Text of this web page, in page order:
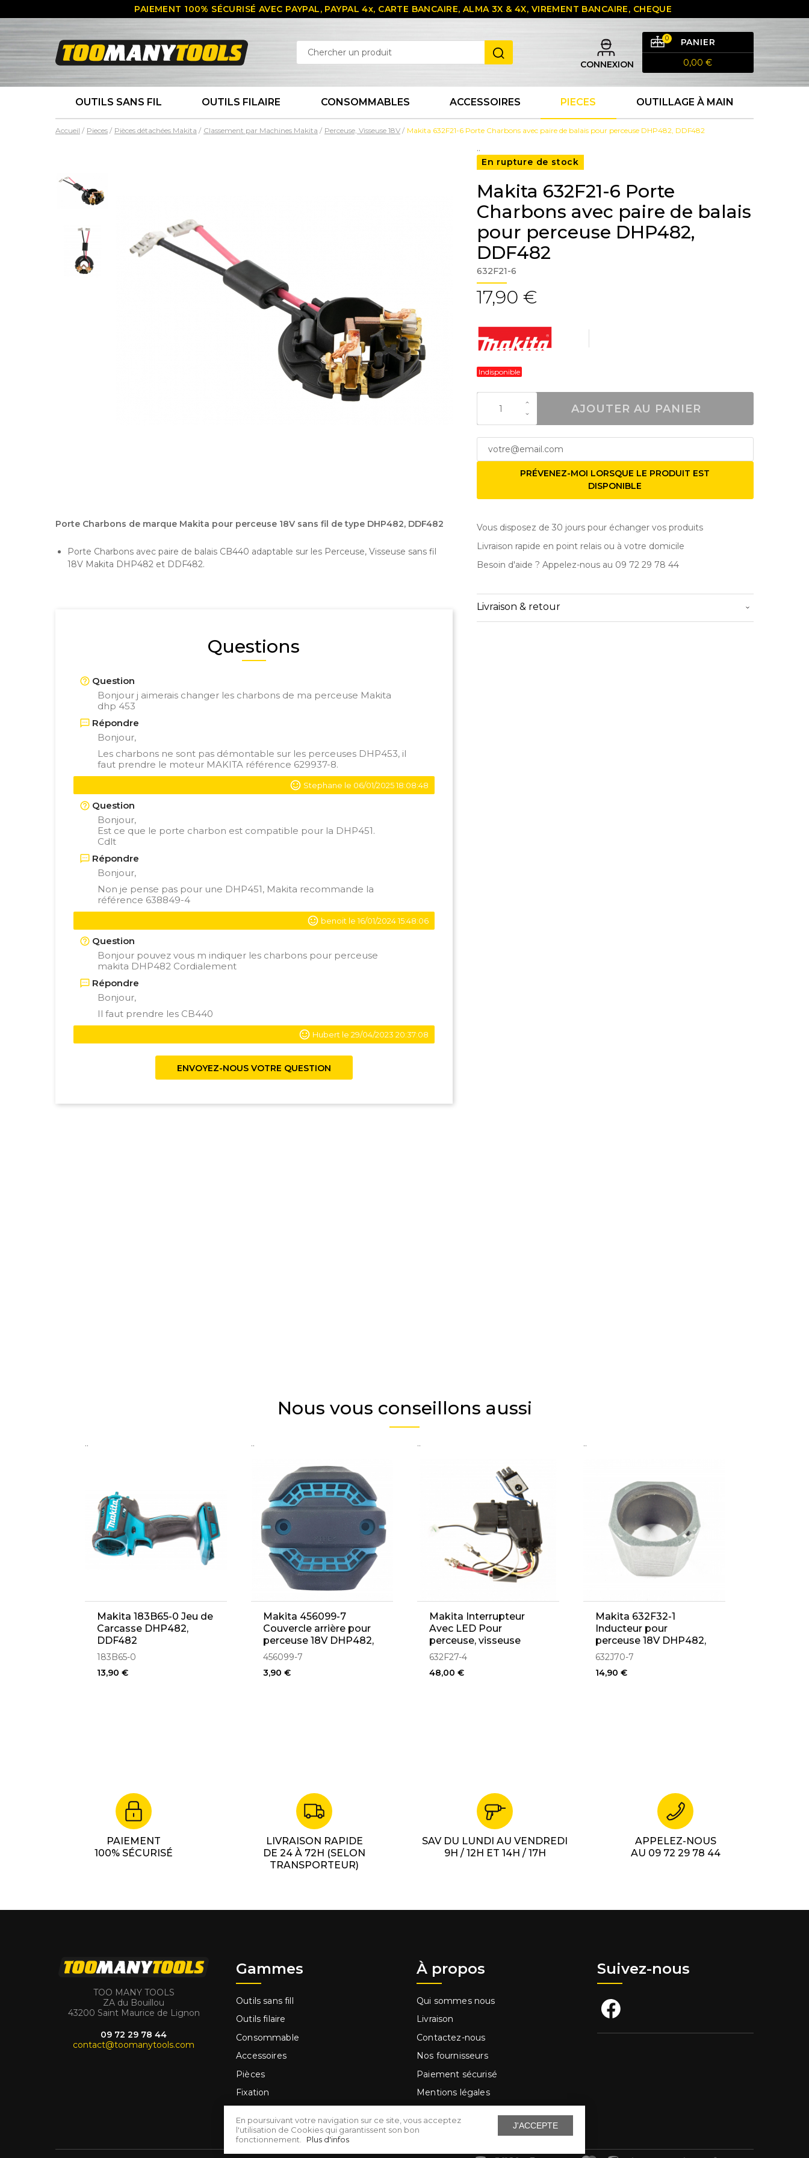
J'ACCEPTE
En poursuivant votre navigation sur ce site, vous acceptez
l'utilisation de Cookies qui garantissent son bon
fonctionnement.
Plus d'infos
PAIEMENT 100% SÉCURISÉ AVEC PAYPAL, PAYPAL 4x, CARTE BANCAIRE, ALMA 3X & 4X, VIREMENT BANCAIRE, CHEQUE
CONNEXION
PANIER
0
0,00 €
OUTILS SANS FIL OUTILS FILAIRE CONSOMMABLES ACCESSOIRES PIECES OUTILLAGE À MAIN
Accueil Pieces Pièces détachées Makita Classement par Machines Makita Perceuse, Visseuse 18V Makita 632F21-6 Porte Charbons avec paire de balais pour perceuse DHP482, DDF482
Porte Charbons de marque Makita pour perceuse 18V sans fil de type DHP482, DDF482
Porte Charbons avec paire de balais CB440 adaptable sur les Perceuse, Visseuse sans fil
18V Makita DHP482 et DDF482.
Questions
Question
Bonjour j aimerais changer les charbons de ma perceuse Makita
dhp 453
Répondre
Bonjour,
Les charbons ne sont pas démontable sur les perceuses DHP453, il
faut prendre le moteur MAKITA référence 629937-8.
Stephane le 06/01/2025 18:08:48
Question
Bonjour,
Est ce que le porte charbon est compatible pour la DHP451.
Cdlt
Répondre
Bonjour,
Non je pense pas pour une DHP451, Makita recommande la
référence 638849-4
benoit le 16/01/2024 15:48:06
Question
Bonjour pouvez vous m indiquer les charbons pour perceuse
makita DHP482 Cordialement
Répondre
Bonjour,
Il faut prendre les CB440
Hubert le 29/04/2023 20:37:08
ENVOYEZ-NOUS VOTRE QUESTION
..
En rupture de stock
Makita 632F21-6 Porte
Charbons avec paire de balais
pour perceuse DHP482,
DDF482
632F21-6
17,90 €
Indisponible
AJOUTER AU PANIER
PRÉVENEZ-MOI LORSQUE LE PRODUIT EST
DISPONIBLE
Vous disposez de 30 jours pour échanger vos produits
Livraison rapide en point relais ou à votre domicile
Besoin d'aide ? Appelez-nous au 09 72 29 78 44
Livraison & retour
Nous vous conseillons aussi
..
Makita 183B65-0 Jeu de
Carcasse DHP482,
DDF482
183B65-0
13,90 €
..
Makita 456099-7
Couvercle arrière pour
perceuse 18V DHP482,
DDF482
456099-7
3,90 €
..
Makita Interrupteur
Avec LED Pour
perceuse, visseuse
DHP482, DDF482
632F27-4
48,00 €
..
Makita 632F32-1
Inducteur pour
perceuse 18V DHP482,
DDF482 (632J70-7)
632J70-7
14,90 €
PAIEMENT
100% SÉCURISÉ
LIVRAISON RAPIDE
DE 24 À 72H (SELON
TRANSPORTEUR)
SAV DU LUNDI AU VENDREDI
9H / 12H ET 14H / 17H
APPELEZ-NOUS
AU 09 72 29 78 44
TOO MANY TOOLS
ZA du Bouillou
43200 Saint Maurice de Lignon
09 72 29 78 44
contact@toomanytools.com
Gammes
Outils sans fill
Outils filaire
Consommable
Accessoires
Pièces
Fixation
Promos
À propos
Qui sommes nous
Livraison
Contactez-nous
Nos fournisseurs
Paiement sécurisé
Mentions légales
Cartes cadeaux
Suivez-nous